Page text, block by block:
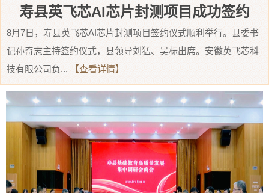
寿县英飞芯AI芯片封测项目成功签约
8月7日，寿县英飞芯AI芯片封测项目签约仪式顺利举行。县委书
记孙奇志主持签约仪式，县领导刘猛、吴标出席。安徽英飞芯科
技有限公司负...
【查看详情】